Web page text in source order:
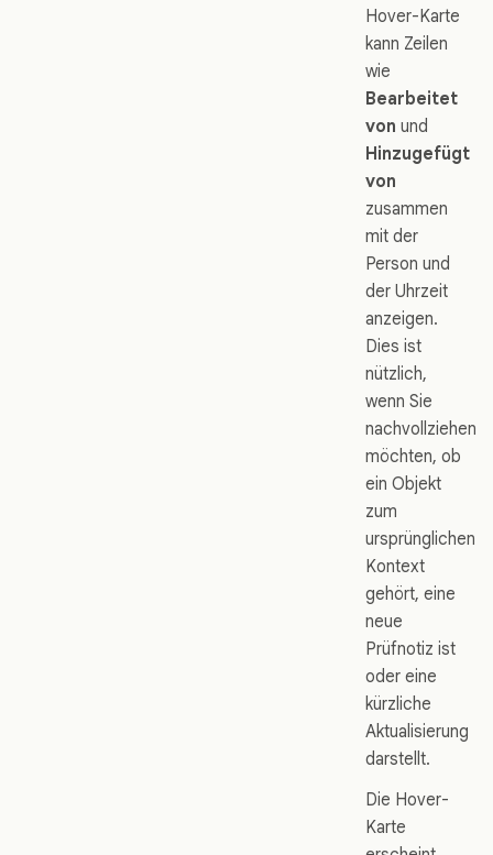
Hover-Karte
kann Zeilen
wie
Bearbeitet
von und
Hinzugefügt
von
zusammen
mit der
Person und
der Uhrzeit
anzeigen.
Dies ist
nützlich,
wenn Sie
nachvollziehen
möchten, ob
ein Objekt
zum
ursprünglichen
Kontext
gehört, eine
neue
Prüfnotiz ist
oder eine
kürzliche
Aktualisierung
darstellt.
Die Hover-
Karte